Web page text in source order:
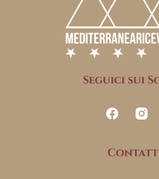
Seguici sui